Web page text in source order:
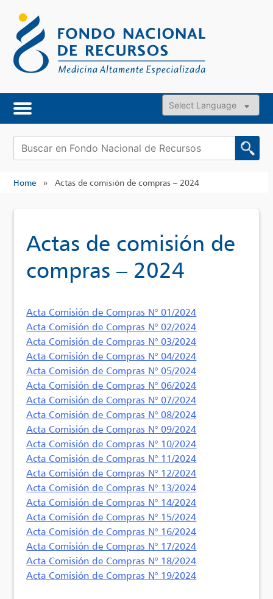
content
Powered by
Buscar:
Home » Actas de comisión de compras – 2024
Actas de comisión de
compras – 2024
Acta Comisión de Compras N° 01/2024
Acta Comisión de Compras N° 02/2024
Acta Comisión de Compras N° 03/2024
Acta Comisión de Compras N° 04/2024
Acta Comisión de Compras N° 05/2024
Acta Comisión de Compras N° 06/2024
Acta Comisión de Compras N° 07/2024
Acta Comisión de Compras N° 08/2024
Acta Comisión de Compras N° 09/2024
Acta Comisión de Compras N° 10/2024
Acta Comisión de Compras N° 11/2024
Acta Comisión de Compras N° 12/2024
Acta Comisión de Compras N° 13/2024
Acta Comisión de Compras N° 14/2024
Acta Comisión de Compras N° 15/2024
Acta Comisión de Compras N° 16/2024
Acta Comisión de Compras N° 17/2024
Acta Comisión de Compras N° 18/2024
Acta Comisión de Compras N° 19/2024